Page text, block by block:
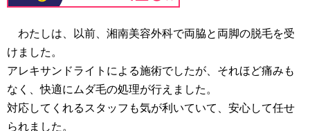
わたしは、以前、湘南美容外科で両脇と両脚の脱毛を受
けました。
アレキサンドライトによる施術でしたが、それほど痛みも
なく、快適にムダ毛の処理が行えました。
対応してくれるスタッフも気が利いていて、安心して任せ
られました。